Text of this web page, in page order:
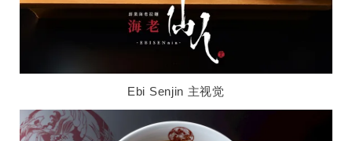
Ebi Senjin 主视觉